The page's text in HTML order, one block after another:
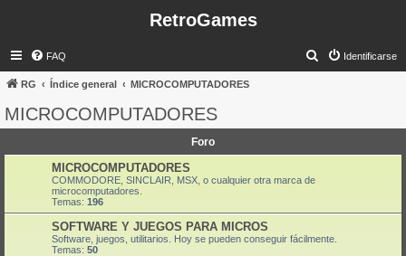
RetroGames
FAQ Identificarse
RG Índice general MICROCOMPUTADORES
MICROCOMPUTADORES
Foro
MICROCOMPUTADORES
COMMODORE, SINCLAIR, MSX, o cualquier otra marca de
microcomputadores.
Temas: 196
SOFTWARE Y JUEGOS PARA MICROS
Software, juegos, utilitarios. Hoy se pueden conseguir fácilmente.
Temas: 50